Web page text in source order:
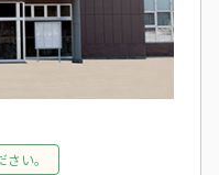
い。